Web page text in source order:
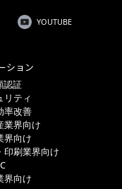
YOUTUBE
ション
認証
リティ
率改善
業界向け
界向け
印刷業界向け
界向け